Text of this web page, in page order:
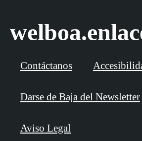
Contáctanos
Darse de Baja del Newsletter
Aviso Legal